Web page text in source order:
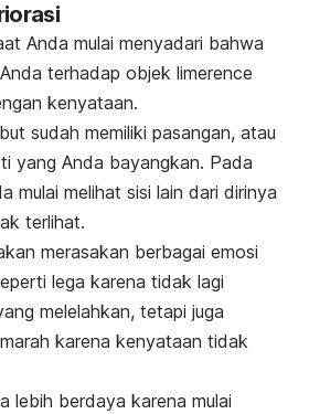
Anda mulai menyadari bahwa
terhadap objek limerence
kenyataan.
sudah memiliki pasangan, atau
yang Anda bayangkan. Pada
mulai melihat sisi lain dari dirinya
terlihat.
merasakan berbagai emosi
lega karena tidak lagi
melelahkan, tetapi juga
karena kenyataan tidak
lebih berdaya karena mulai